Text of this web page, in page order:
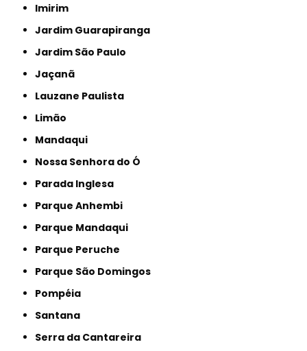
Imirim
Jardim Guarapiranga
Jardim São Paulo
Jaçanã
Lauzane Paulista
Limão
Mandaqui
Nossa Senhora do Ó
Parada Inglesa
Parque Anhembi
Parque Mandaqui
Parque Peruche
Parque São Domingos
Pompéia
Santana
Serra da Cantareira